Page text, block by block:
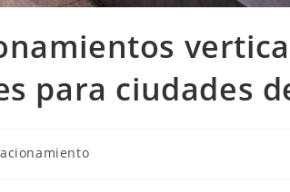
para ciudades